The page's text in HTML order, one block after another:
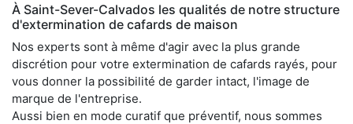
À Saint-Sever-Calvados les qualités de notre structure
d'extermination de cafards de maison
Nos experts sont à même d'agir avec la plus grande
discrétion pour votre extermination de cafards rayés, pour
vous donner la possibilité de garder intact, l'image de
marque de l'entreprise.
Aussi bien en mode curatif que préventif, nous sommes